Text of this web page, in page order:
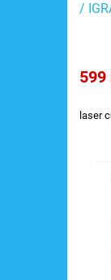
/
599
laser